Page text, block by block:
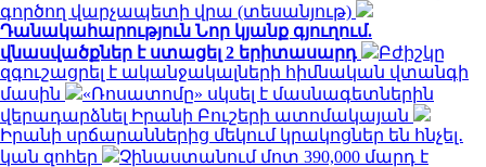
գործող վարչապետի վրա (տեսանյութ)
Դանակահարություն Նոր կյանք գյուղում.
վնասվածքներ է ստացել 2 երիտասարդ
Բժիշկը
զգուշացրել է ականջակալների հիմնական վտանգի
մասին
«Ռոսատոմը» սկսել է մասնագետներին
վերադարձնել Իրանի Բուշերի ատոմակայան
Իրանի սրճարաններից մեկում կրակոցներ են հնչել․
կան զոհեր
Չինաստանում մոտ 390,000 մարդ է